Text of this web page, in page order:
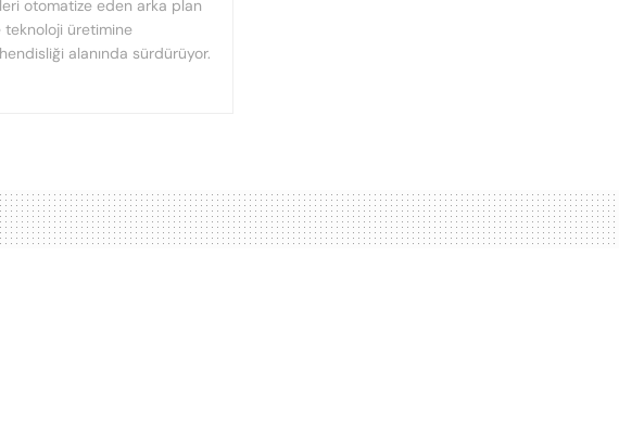
otomatize eden arka plan
teknoloji üretimine
alanında sürdürüyor.